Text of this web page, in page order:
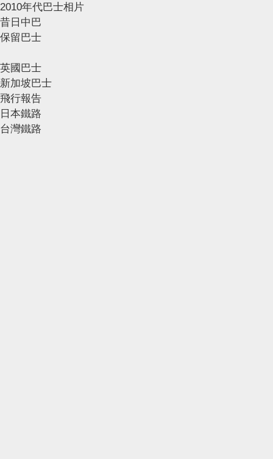
2010年代巴士相片
昔日中巴
保留巴士
英國巴士
新加坡巴士
飛行報告
日本鐵路
台灣鐵路